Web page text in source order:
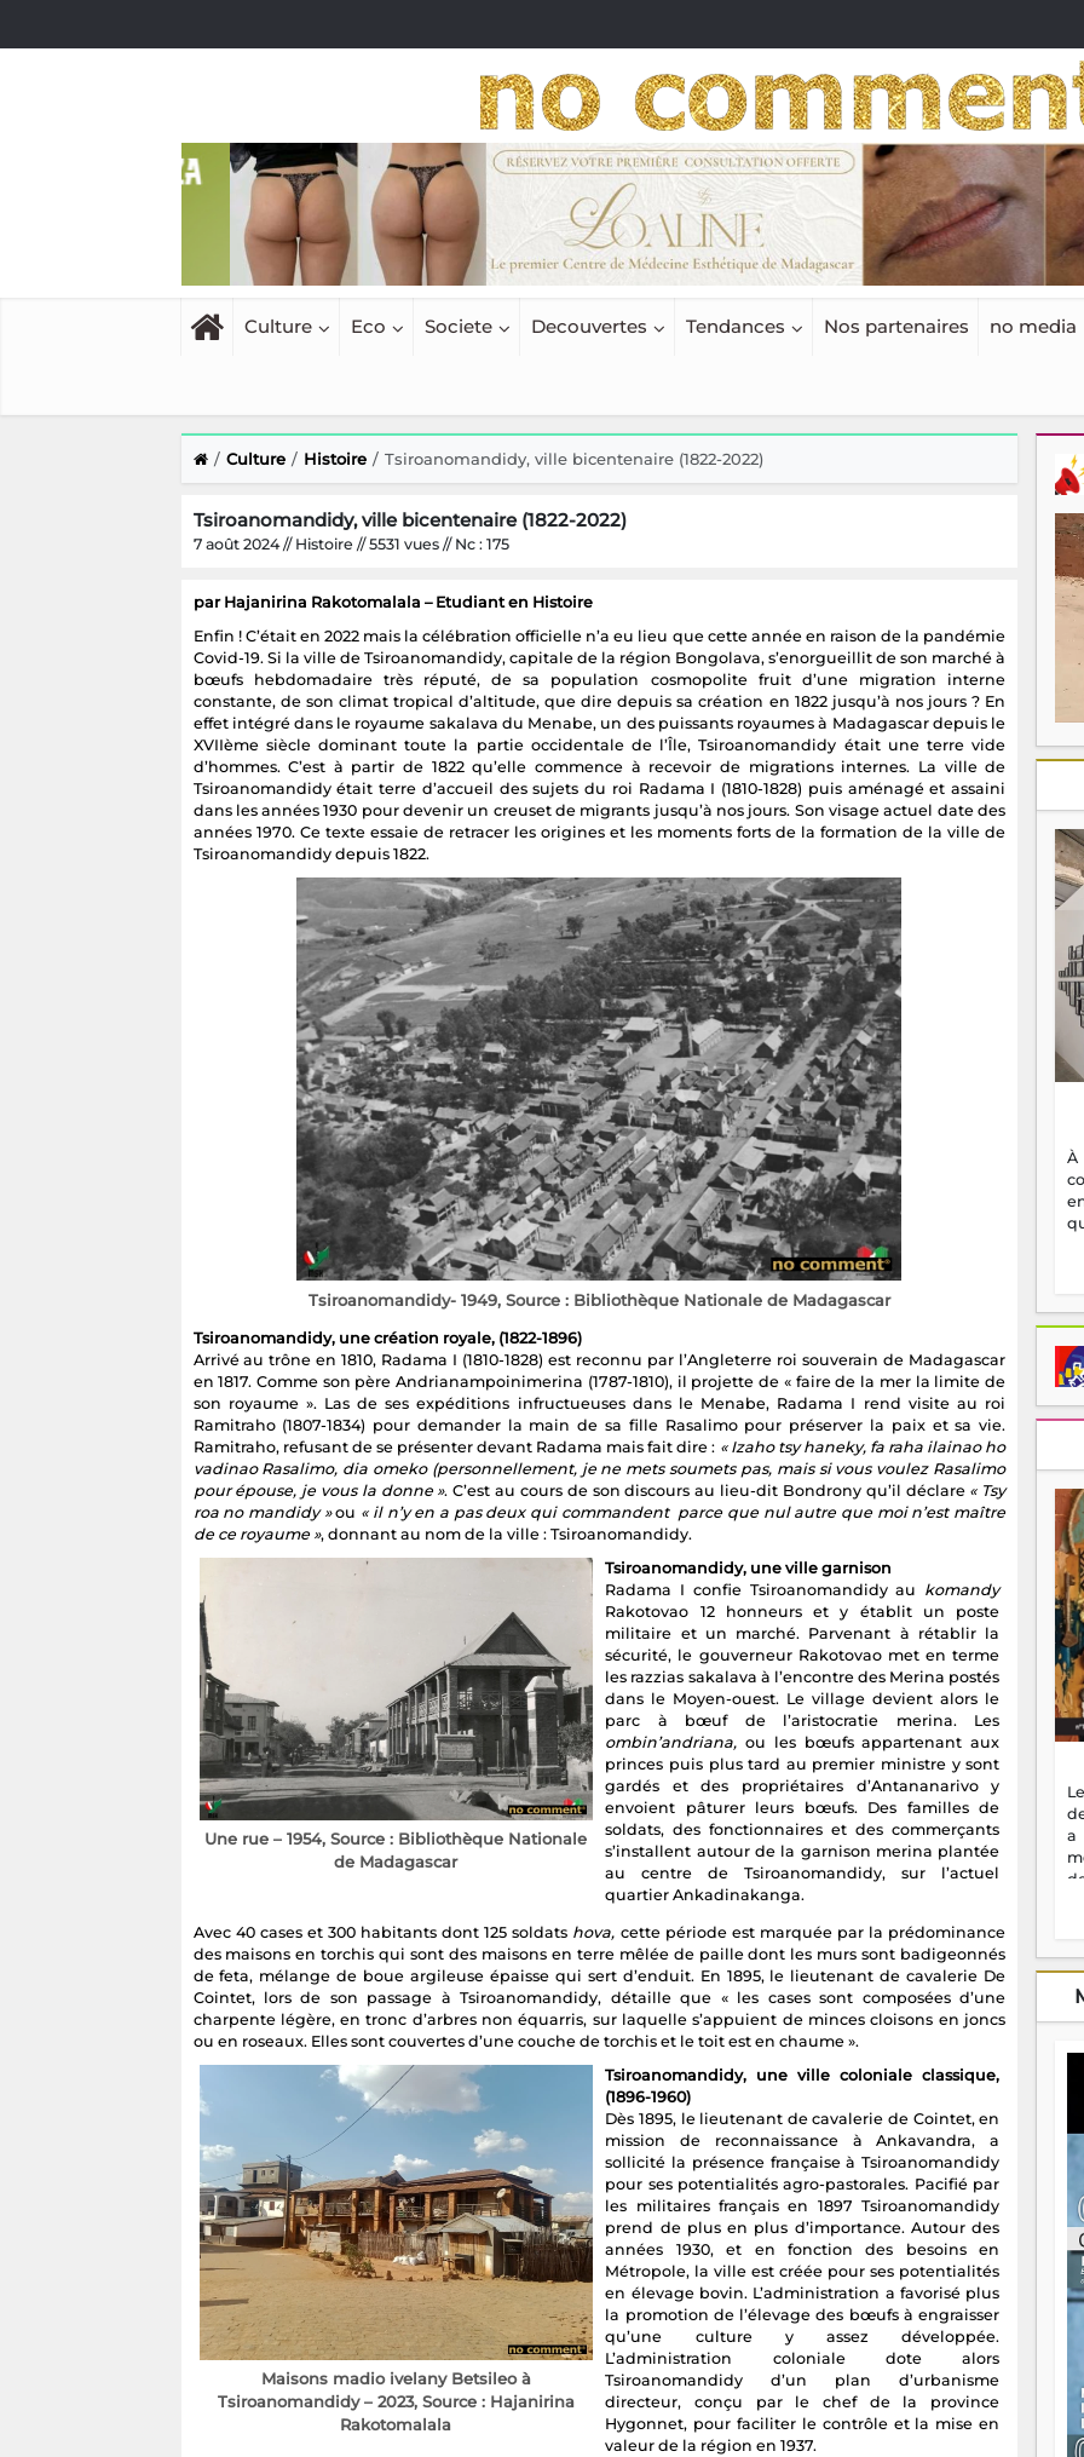
Culture Eco Societe Decouvertes Tendances Nos partenaires no media
Culture Histoire Tsiroanomandidy, ville bicentenaire (1822-2022)
Tsiroanomandidy, ville bicentenaire (1822-2022)
7 août 2024 // Histoire // 5531 vues // Nc : 175
par Hajanirina Rakotomalala – Etudiant en Histoire
Enfin ! C’était en 2022 mais la célébration officielle n’a eu lieu que cette année en raison de la pandémie
Covid-19. Si la ville de Tsiroanomandidy, capitale de la région Bongolava, s’enorgueillit de son marché à
bœufs hebdomadaire très réputé, de sa population cosmopolite fruit d’une migration interne
constante, de son climat tropical d’altitude, que dire depuis sa création en 1822 jusqu’à nos jours ? En
effet intégré dans le royaume sakalava du Menabe, un des puissants royaumes à Madagascar depuis le
XVIIème siècle dominant toute la partie occidentale de l’Île, Tsiroanomandidy était une terre vide
d’hommes. C’est à partir de 1822 qu’elle commence à recevoir de migrations internes. La ville de
Tsiroanomandidy était terre d’accueil des sujets du roi Radama I (1810-1828) puis aménagé et assaini
dans les années 1930 pour devenir un creuset de migrants jusqu’à nos jours. Son visage actuel date des
années 1970. Ce texte essaie de retracer les origines et les moments forts de la formation de la ville de
Tsiroanomandidy depuis 1822.
Tsiroanomandidy- 1949, Source : Bibliothèque Nationale de Madagascar
Tsiroanomandidy, une création royale, (1822-1896)
Arrivé au trône en 1810, Radama I (1810-1828) est reconnu par l’Angleterre roi souverain de Madagascar
en 1817. Comme son père Andrianampoinimerina (1787-1810), il projette de « faire de la mer la limite de
son royaume ». Las de ses expéditions infructueuses dans le Menabe, Radama I rend visite au roi
Ramitraho (1807-1834) pour demander la main de sa fille Rasalimo pour préserver la paix et sa vie.
Ramitraho, refusant de se présenter devant Radama mais fait dire : « Izaho tsy haneky, fa raha ilainao ho
vadinao Rasalimo, dia omeko (personnellement, je ne mets soumets pas, mais si vous voulez Rasalimo
pour épouse, je vous la donne ». C’est au cours de son discours au lieu-dit Bondrony qu’il déclare « Tsy
roa no mandidy »ou « il n’y en a pas deux qui commandent parce que nul autre que moi n’est maître
de ce royaume », donnant au nom de la ville : Tsiroanomandidy.
Une rue – 1954, Source : Bibliothèque Nationale
de Madagascar
Tsiroanomandidy, une ville garnison
Radama I confie Tsiroanomandidy au komandy
Rakotovao 12 honneurs et y établit un poste
militaire et un marché. Parvenant à rétablir la
sécurité, le gouverneur Rakotovao met en terme
les razzias sakalava à l’encontre des Merina postés
dans le Moyen-ouest. Le village devient alors le
parc à bœuf de l’aristocratie merina. Les
ombin’andriana, ou les bœufs appartenant aux
princes puis plus tard au premier ministre y sont
gardés et des propriétaires d’Antananarivo y
envoient pâturer leurs bœufs. Des familles de
soldats, des fonctionnaires et des commerçants
s’installent autour de la garnison merina plantée
au centre de Tsiroanomandidy, sur l’actuel
quartier Ankadinakanga.
Avec 40 cases et 300 habitants dont 125 soldats hova, cette période est marquée par la prédominance
des maisons en torchis qui sont des maisons en terre mêlée de paille dont les murs sont badigeonnés
de feta, mélange de boue argileuse épaisse qui sert d’enduit. En 1895, le lieutenant de cavalerie De
Cointet, lors de son passage à Tsiroanomandidy, détaille que « les cases sont composées d’une
charpente légère, en tronc d’arbres non équarris, sur laquelle s’appuient de minces cloisons en joncs
ou en roseaux. Elles sont couvertes d’une couche de torchis et le toit est en chaume ».
Maisons madio ivelany Betsileo à
Tsiroanomandidy – 2023, Source : Hajanirina
Rakotomalala
Tsiroanomandidy, une ville coloniale classique,
(1896-1960)
Dès 1895, le lieutenant de cavalerie de Cointet, en
mission de reconnaissance à Ankavandra, a
sollicité la présence française à Tsiroanomandidy
pour ses potentialités agro-pastorales. Pacifié par
les militaires français en 1897 Tsiroanomandidy
prend de plus en plus d’importance. Autour des
années 1930, et en fonction des besoins en
Métropole, la ville est créée pour ses potentialités
en élevage bovin. L’administration a favorisé plus
la promotion de l’élevage des bœufs à engraisser
qu’une culture y assez développée.
L’administration coloniale dote alors
Tsiroanomandidy d’un plan d’urbanisme
directeur, conçu par le chef de la province
Hygonnet, pour faciliter le contrôle et la mise en
valeur de la région en 1937.
a